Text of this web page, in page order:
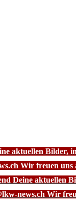
aktuellen Bilder,
Wir freuen
Deine aktuellen
news.ch Wir